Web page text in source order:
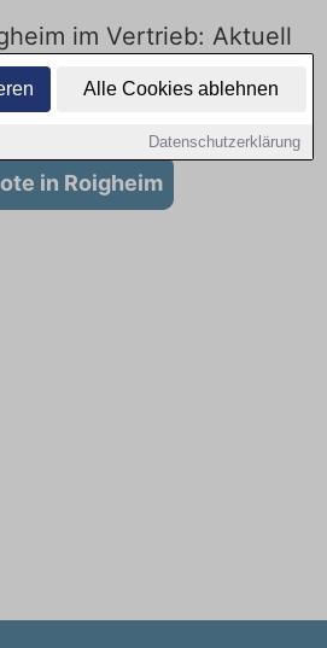
Alle Cookies ablehnen
Datenschutzerklärung
im Vertrieb: Aktuell
für Ausbildung
in Roigheim